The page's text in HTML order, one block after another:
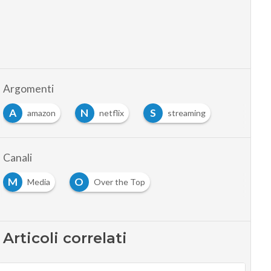
Argomenti
A
amazon N netflix S streaming
Canali
M
Media O Over the Top
Articoli correlati